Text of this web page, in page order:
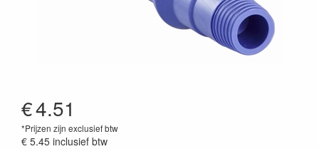
€4.51
*Prijzen zijn exclusief btw
€ 5.45 inclusief btw